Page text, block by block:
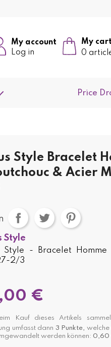
My cart
0
My account
Log in
Price
Style Bracelet
& Acier
Style
Style - Bracelet
2/3
€
Kauf dieses Artikels
umfasst dann 3 Punkte, welche
werden können: 0,60